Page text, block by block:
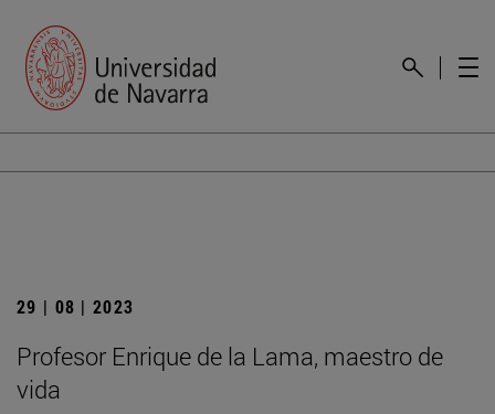
29 | 08 | 2023
Profesor Enrique de la Lama, maestro de
vida